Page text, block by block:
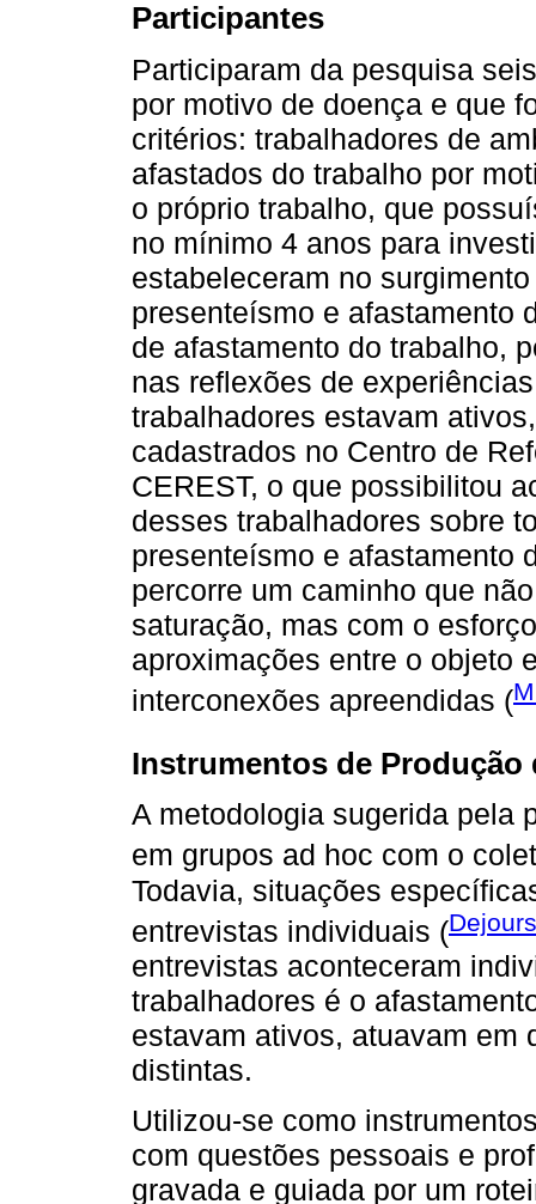
Participantes
Participaram da pesquisa
por motivo de doença e que
critérios: trabalhadores de
afastados do trabalho por
o próprio trabalho, que
no mínimo 4 anos para
estabeleceram no
presenteísmo e afastamento
de afastamento do trabalho,
nas reflexões de
trabalhadores estavam
cadastrados no Centro de
CEREST, o que possibilitou
desses trabalhadores sobre
presenteísmo e afastamento
percorre um caminho que
saturação, mas com o
aproximações entre o objeto
interconexões apreendidas (
Instrumentos de Produção
A metodologia sugerida pela
em grupos ad hoc com o
Todavia, situações
entrevistas individuais (
entrevistas aconteceram
trabalhadores é o
estavam ativos, atuavam em
distintas.
Utilizou-se como
com questões pessoais e
gravada e guiada por um